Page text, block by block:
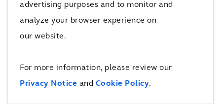
advertising purposes and to monitor and
analyze your browser experience on
our website.
For more information, please review our
Privacy Notice and Cookie Policy.
Oplossingen
Slimme en duurzame